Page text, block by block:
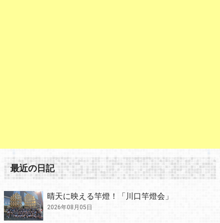
最近の日記
晴天に映える竿燈！「川口竿燈会」
2026年08月05日